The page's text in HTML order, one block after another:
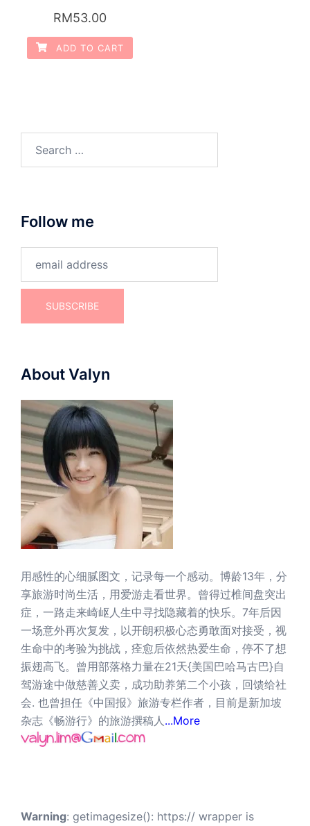
RM53.00
ADD TO CART
for:
Follow me
About Valyn
用感性的心细腻图文，记录每一个感动。博龄13年，分
享旅游时尚生活，用爱游走看世界。曾得过椎间盘突出
症，一路走来崎岖人生中寻找隐藏着的快乐。7年后因
一场意外再次复发，以开朗积极心态勇敢面对接受，视
生命中的考验为挑战，痊愈后依然热爱生命，停不了想
振翅高飞。曾用部落格力量在21天{美国巴哈马古巴}自
驾游途中做慈善义卖，成功助养第二个小孩，回馈给社
会. 也曾担任《中国报》旅游专栏作者，目前是新加坡
杂志《畅游行》的旅游撰稿人 ...More
Warning: getimagesize(): https:// wrapper is